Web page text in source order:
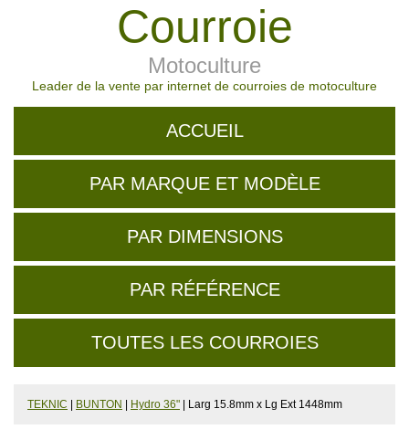
Courroie
Motoculture
Leader de la vente par internet de courroies de motoculture
ACCUEIL
PAR MARQUE ET MODÈLE
PAR DIMENSIONS
PAR RÉFÉRENCE
TOUTES LES COURROIES
TEKNIC BUNTON Hydro 36" | Larg 15.8mm x Lg Ext 1448mm